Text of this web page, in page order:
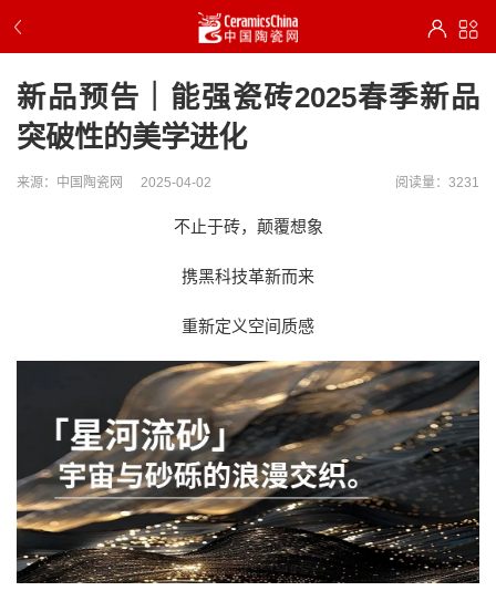
新品预告｜能强瓷砖2025春季新品
突破性的美学进化
来源：中国陶瓷网 2025-04-02 阅读量：3231
不止于砖，颠覆想象
携黑科技革新而来
重新定义空间质感